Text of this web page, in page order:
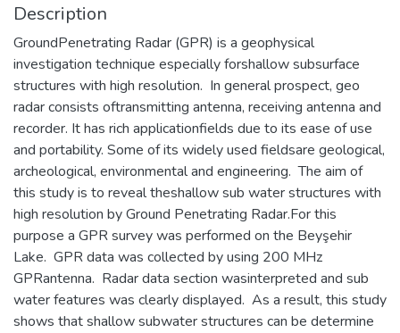
Description
GroundPenetrating Radar (GPR) is a geophysical
investigation technique especially forshallow subsurface
structures with high resolution. In general prospect, geo
radar consists oftransmitting antenna, receiving antenna and
recorder. It has rich applicationfields due to its ease of use
and portability. Some of its widely used fieldsare geological,
archeological, environmental and engineering. The aim of
this study is to reveal theshallow sub water structures with
high resolution by Ground Penetrating Radar.For this
purpose a GPR survey was performed on the Beyşehir
Lake. GPR data was collected by using 200 MHz
GPRantenna. Radar data section wasinterpreted and sub
water features was clearly displayed. As a result, this study
shows that shallow subwater structures can be determine